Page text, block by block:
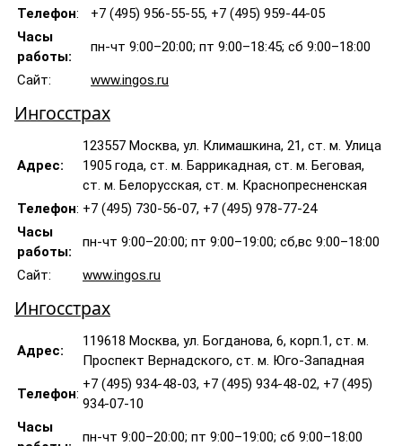
Телефон:
+7 (495) 956-55-55, +7 (495) 959-44-05
Часы
работы:
пн-чт 9:00–20:00; пт 9:00–18:45; сб 9:00–18:00
Сайт: www.ingos.ru
Ингосстрах
Адрес:
123557 Москва, ул. Климашкина, 21, ст. м. Улица
1905 года, ст. м. Баррикадная, ст. м. Беговая,
ст. м. Белорусская, ст. м. Краснопресненская
Телефон: +7 (495) 730-56-07, +7 (495) 978-77-24
Часы
работы:
пн-чт 9:00–20:00; пт 9:00–19:00; сб,вс 9:00–18:00
Сайт: www.ingos.ru
Ингосстрах
Адрес:
119618 Москва, ул. Богданова, 6, корп.1, ст. м.
Проспект Вернадского, ст. м. Юго-Западная
Телефон:
+7 (495) 934-48-03, +7 (495) 934-48-02, +7 (495)
934-07-10
Часы
пн-чт 9:00–20:00; пт 9:00–19:00; сб 9:00–18:00